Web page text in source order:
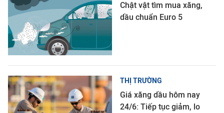
Chật vật tìm mua xăng,
dầu chuẩn Euro 5
THỊ TRƯỜNG
Giá xăng dầu hôm nay
24/6: Tiếp tục giảm, lo